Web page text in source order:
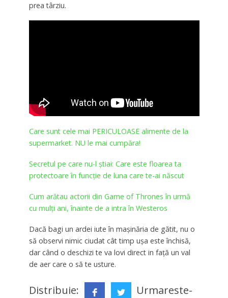
prea târziu.
Care sunt cele mai PERICULOASE alimente de la
supermarket. NU le mai cumpăra!
Secretul pe care nu-l ştiai: Care este floarea ta
protectoare în funcţie de luna care te-ai născut
Cum arătau actorii din Game of Thrones în urmă
cu mulţi ani, înainte de a intra în Westeros
Dacă bagi un ardei iute în mașinăria de gătit, nu o
să observi nimic ciudat cât timp ușa este închisă,
dar când o deschizi te va lovi direct in față un val
de aer care o să te usture.
Distribuie:
Urmareste-